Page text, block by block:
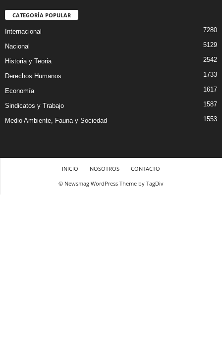
CATEGORÍA POPULAR
Internacional 7280
Nacional 5129
Historia y Teoria 2542
Derechos Humanos 1733
Economía 1617
Sindicatos y Trabajo 1587
Medio Ambiente, Fauna y Sociedad 1553
INICIO NOSOTROS
CONTACTO
© Newsmag WordPress Theme by TagDiv